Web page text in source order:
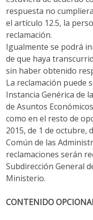
respuesta no
el artículo 12.5, la
reclamación.
Igualmente se podrá
de que haya
sin haber obtenido
La reclamación puede
Instancia Genérica de
de Asuntos
como en el resto de
2015, de 1 de octubre,
Común de las
reclamaciones serán
Subdirección General
Ministerio.
CONTENIDO